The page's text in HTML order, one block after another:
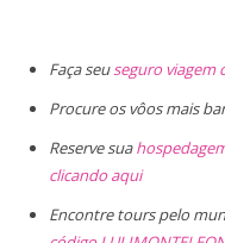
Faça seuseguro viagem
Procure os vôos mais
Reserve sua
clicando aqui
Encontre tours pelo